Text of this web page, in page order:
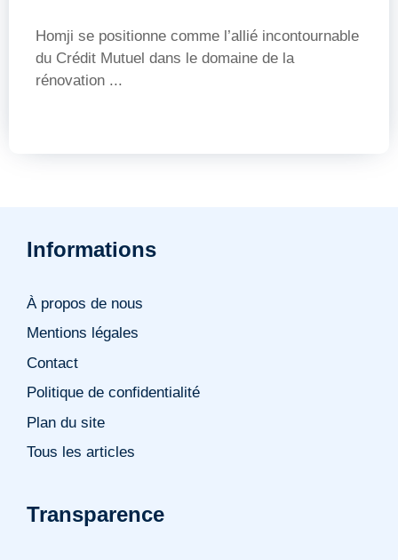
Homji se positionne comme l’allié incontournable
du Crédit Mutuel dans le domaine de la
rénovation ...
Informations
À propos de nous
Mentions légales
Contact
Politique de confidentialité
Plan du site
Tous les articles
Transparence